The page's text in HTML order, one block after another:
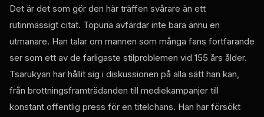
Det är det som gör den här träffen svårare än ett
rutinmässigt citat. Topuria avfärdar inte bara ännu en
utmanare. Han talar om mannen som många fans fortfarande
ser som ett av de farligaste stilproblemen vid 155 års ålder.
Tsarukyan har hållit sig i diskussionen på alla sätt han kan,
från brottningsframträdanden till mediekampanjer till
konstant offentlig press för en titelchans. Han har försökt